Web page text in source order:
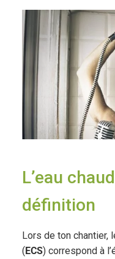
L’eau
définition
Lors de ton chantier,
(ECS) correspond à